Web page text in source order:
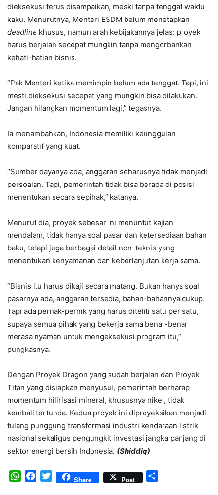
dieksekusi terus disampaikan, meski tanpa tenggat waktu
kaku. Menurutnya, Menteri ESDM belum menetapkan
deadline khusus, namun arah kebijakannya jelas: proyek
harus berjalan secepat mungkin tanpa mengorbankan
kehati-hatian bisnis.
“Pak Menteri ketika memimpin belum ada tenggat. Tapi, ini
mesti dieksekusi secepat yang mungkin bisa dilakukan.
Jangan hilangkan momentum lagi,” tegasnya.
Ia menambahkan, Indonesia memiliki keunggulan
komparatif yang kuat.
“Sumber dayanya ada, anggaran seharusnya tidak menjadi
persoalan. Tapi, pemerintah tidak bisa berada di posisi
menentukan secara sepihak,” katanya.
Menurut dia, proyek sebesar ini menuntut kajian
mendalam, tidak hanya soal pasar dan ketersediaan bahan
baku, tetapi juga berbagai detail non-teknis yang
menentukan kenyamanan dan keberlanjutan kerja sama.
“Bisnis itu harus dikaji secara matang. Bukan hanya soal
pasarnya ada, anggaran tersedia, bahan-bahannya cukup.
Tapi ada pernak-pernik yang harus diteliti satu per satu,
supaya semua pihak yang bekerja sama benar-benar
merasa nyaman untuk mengeksekusi program itu,”
pungkasnya.
Dengan Proyek Dragon yang sudah berjalan dan Proyek
Titan yang disiapkan menyusul, pemerintah berharap
momentum hilirisasi mineral, khususnya nikel, tidak
kembali tertunda. Kedua proyek ini diproyeksikan menjadi
tulang punggung transformasi industri kendaraan listrik
nasional sekaligus pengungkit investasi jangka panjang di
sektor energi bersih Indonesia. (Shiddiq)
WhatsAppFacebook
TwitterShare Post